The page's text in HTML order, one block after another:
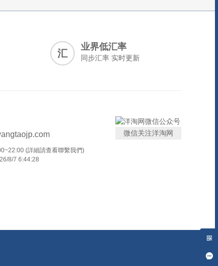
汇
业界低汇率
同步汇率 实时更新
微信关注洋淘网
(詳細請查看聯繫我們)
8/7 6:44:28